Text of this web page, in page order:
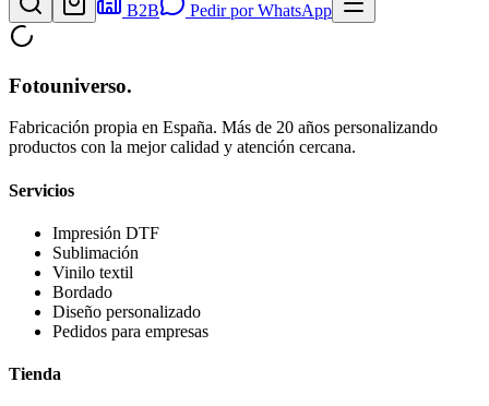
B2B
Pedir por WhatsApp
Fotouniverso.
Fabricación propia en España. Más de 20 años personalizando
productos con la mejor calidad y atención cercana.
Servicios
Impresión DTF
Sublimación
Vinilo textil
Bordado
Diseño personalizado
Pedidos para empresas
Tienda